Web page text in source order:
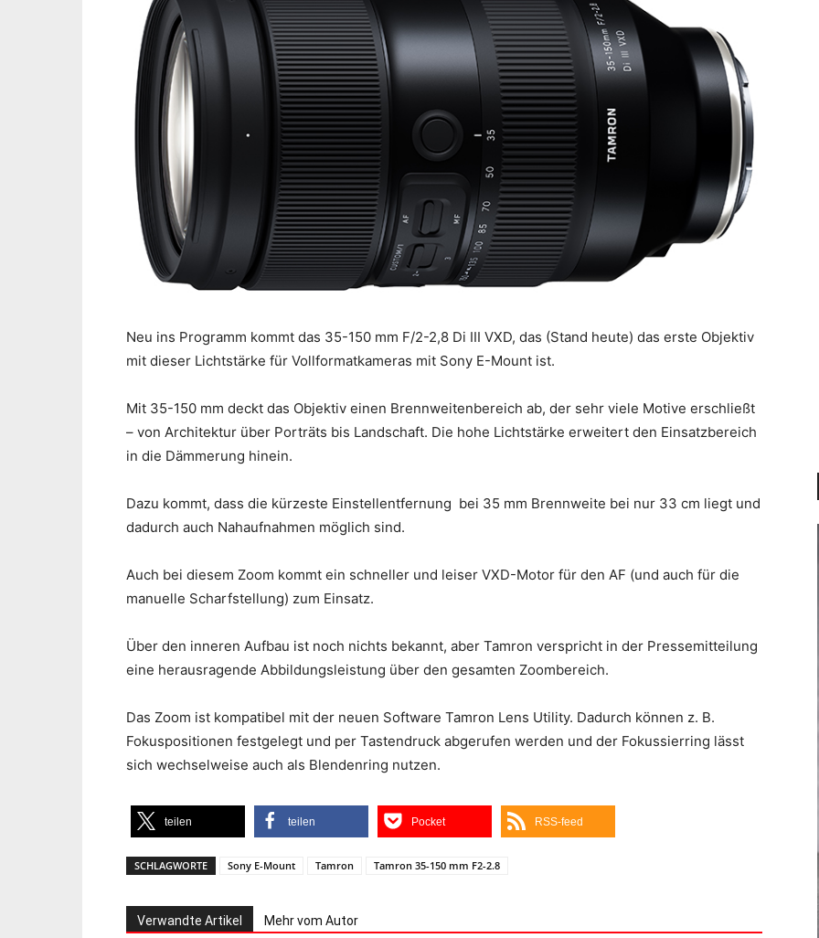
Neu ins Programm kommt das 35-150 mm F/2-2,8 Di III VXD, das (Stand heute) das erste Objektiv
mit dieser Lichtstärke für Vollformatkameras mit Sony E-Mount ist.
Mit 35-150 mm deckt das Objektiv einen Brennweitenbereich ab, der sehr viele Motive erschließt
– von Architektur über Porträts bis Landschaft. Die hohe Lichtstärke erweitert den Einsatzbereich
in die Dämmerung hinein.
Dazu kommt, dass die kürzeste Einstellentfernung bei 35 mm Brennweite bei nur 33 cm liegt und
dadurch auch Nahaufnahmen möglich sind.
Auch bei diesem Zoom kommt ein schneller und leiser VXD-Motor für den AF (und auch für die
manuelle Scharfstellung) zum Einsatz.
Über den inneren Aufbau ist noch nichts bekannt, aber Tamron verspricht in der Pressemitteilung
eine herausragende Abbildungsleistung über den gesamten Zoombereich.
Das Zoom ist kompatibel mit der neuen Software Tamron Lens Utility. Dadurch können z. B.
Fokuspositionen festgelegt und per Tastendruck abgerufen werden und der Fokussierring lässt
sich wechselweise auch als Blendenring nutzen.
teilen teilen Pocket RSS-feed
SCHLAGWORTE Sony E-Mount Tamron Tamron 35-150 mm F2-2.8
Verwandte Artikel Mehr vom Autor